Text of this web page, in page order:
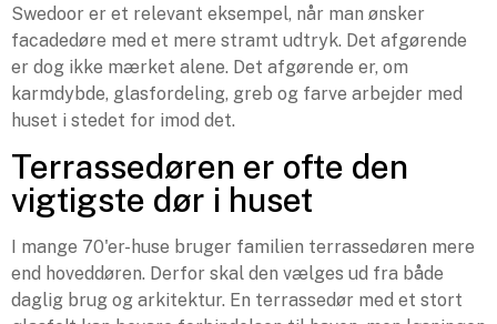
Swedoor er et relevant eksempel, når man ønsker
facadedøre med et mere stramt udtryk. Det afgørende
er dog ikke mærket alene. Det afgørende er, om
karmdybde, glasfordeling, greb og farve arbejder med
huset i stedet for imod det.
Terrassedøren er ofte den
vigtigste dør i huset
I mange 70'er-huse bruger familien terrassedøren mere
end hoveddøren. Derfor skal den vælges ud fra både
daglig brug og arkitektur. En terrassedør med et stort